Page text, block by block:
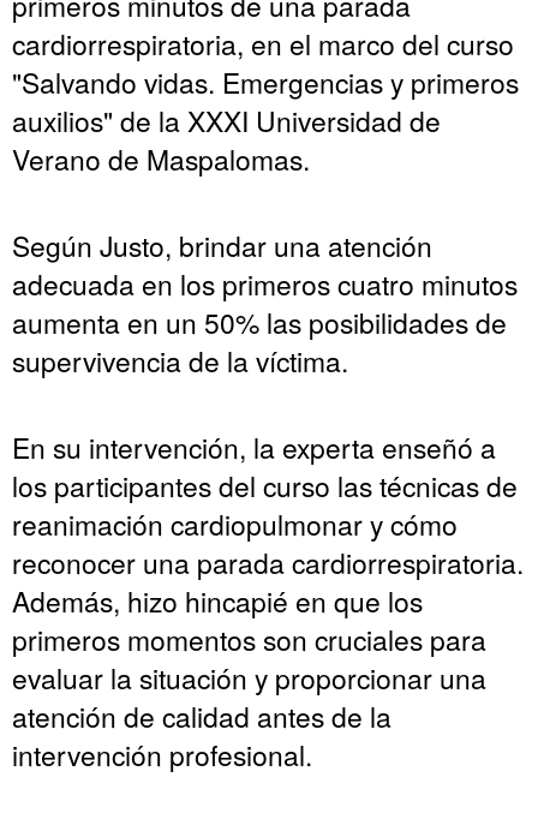
cardiorrespiratoria, en el marco del curso
"Salvando vidas. Emergencias y primeros
auxilios" de la XXXI Universidad de
Verano de Maspalomas.
Según Justo, brindar una atención
adecuada en los primeros cuatro minutos
aumenta en un 50% las posibilidades de
supervivencia de la víctima.
En su intervención, la experta enseñó a
los participantes del curso las técnicas de
reanimación cardiopulmonar y cómo
reconocer una parada cardiorrespiratoria.
Además, hizo hincapié en que los
primeros momentos son cruciales para
evaluar la situación y proporcionar una
atención de calidad antes de la
intervención profesional.